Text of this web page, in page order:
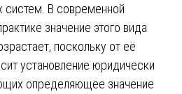
систем. В современной
значение этого вида
поскольку от её
установление юридически
определяющее значение